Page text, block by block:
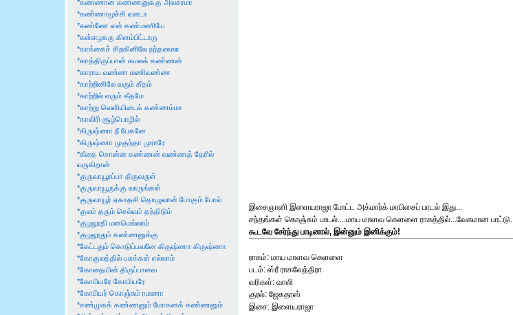
*கண்ணான கண்ணனுக்கு அவசரமா
*கண்ணாமூச்சி ஏனடா
*கண்ணே என் கண்மணியே
*கள்ளழகரு கிளம்பிட்டாரு
*காக்கைச் சிறகினிலே நந்தலாலா
*காத்திருப்பான் கமலக் கண்ணன்
*காராய வண்ண மணிவண்ண
*காற்றினிலே வரும் கீதம்
*காற்றில் வரும் கீதமே
*காற்று வெளியிடைக் கண்ணம்மா
*காவிரி சூழ்பொழில்
*கிருஷ்ணா நீ பேகனே
*கிருஷ்ணா முகுந்தா முராரே
*கீதை சொன்ன கண்ணன் வண்ணத் தேரில்
வருகிறான்
*குருவாயூரப்பா திருவருள்
*குருவாயூருக்கு வாருங்கள்
*குருவாயூர் ஏகாதசி தொழுவான் போகும் போல்
*குலம் தரும் செல்வம் தந்திடும்
*குழலூதி மனமெல்லாம்
*குழலூதும் கண்ணனுக்கு
*கேட்டதும் கொடுப்பவனே கிருஷ்ணா கிருஷ்ணா
*கோகுலத்தில் பசுக்கள் எல்லாம்
*கோதையின் திருப்பாவை
*கோபியரே கோபியரே
*கோபியர் கொஞ்சும் ரமணா
*சண்முகக் கண்ணனும் மோகனக் கண்ணனும்
இசைஞானி இளையராஜா போட்ட அக்மார்க் மரபிசைப் பாடல் இது...
சந்தங்கள் கொஞ்சும் பாடல்....மாய மாளவ கெளளை ராகத்தில்...வேகமான பாட்டு.
கூடவே சேர்ந்து பாடினால், இன்னும் இனிக்கும்!
ராகம்: மாய மாளவ கெளளை
படம்: ஸ்ரீ ராகவேந்திரா
வரிகள்: வாலி
குரல்: ஜேசுதாஸ்
இசை: இளையராஜா